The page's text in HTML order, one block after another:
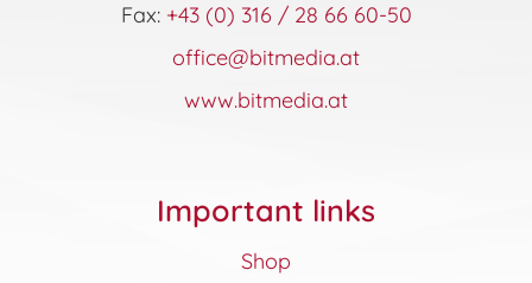
Fax: +43 (0) 316 / 28 66 60-50
office@bitmedia.at
www.bitmedia.at
Important links
Shop